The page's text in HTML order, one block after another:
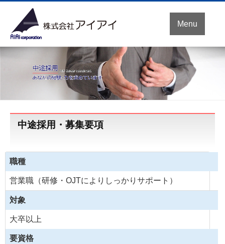
Menu
中途採用・募集要項
職種
営業職（研修・OJTによりしっかりサポート）
対象
大卒以上
要資格